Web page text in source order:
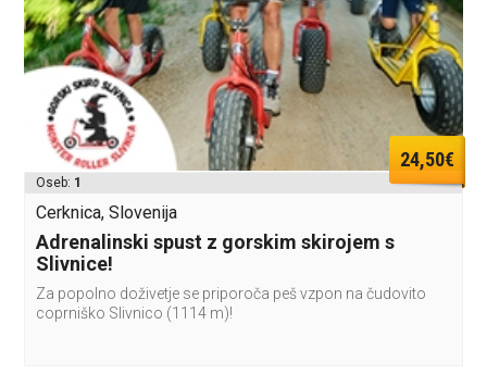
24,50€
Oseb: 1
Cerknica, Slovenija
Adrenalinski spust z gorskim skirojem s
Slivnice!
Za popolno doživetje se priporoča peš vzpon na čudovito
coprniško Slivnico (1114 m)!